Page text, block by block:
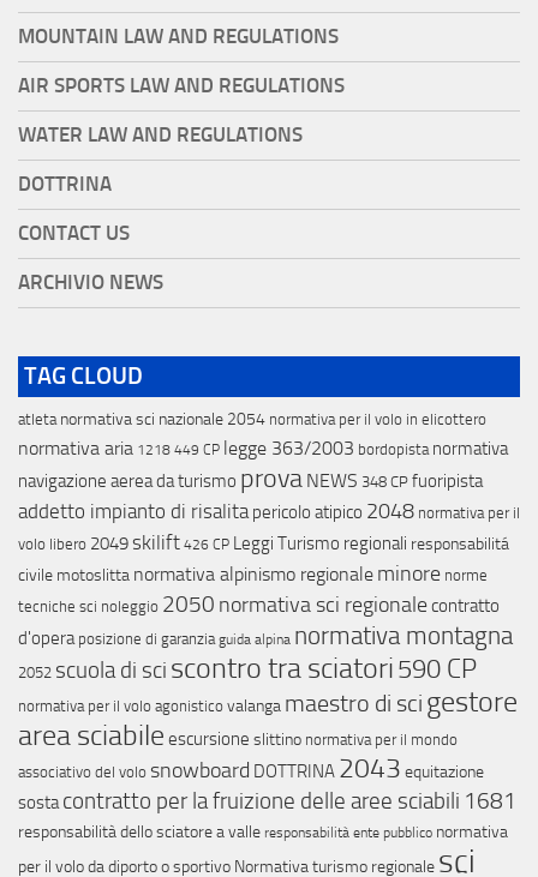
MOUNTAIN LAW AND REGULATIONS
AIR SPORTS LAW AND REGULATIONS
WATER LAW AND REGULATIONS
DOTTRINA
CONTACT US
ARCHIVIO NEWS
TAG CLOUD
atleta normativa sci nazionale 2054 normativa per il volo in elicottero
normativa aria 1218 449 CP legge 363/2003 bordopista normativa
navigazione aerea da turismo prova NEWS 348 CP fuoripista
addetto impianto di risalita pericolo atipico 2048 normativa per il
volo libero 2049skilift 426 CP Leggi Turismo regionali responsabilitá
civile motoslitta normativa alpinismo regionale minore norme
tecniche sci noleggio 2050 normativa sci regionalecontratto
d'opera posizione di garanzia guida alpina normativa montagna
2052 scuola di sci scontro tra sciatori590 CP
normativa per il volo agonistico valanga maestro di sci gestore
area sciabile escursione slittino normativa per il mondo
associativo del volo snowboard DOTTRINA 2043 equitazione
sosta contratto per la fruizione delle aree sciabili 1681
responsabilità dello sciatore a valle responsabilità ente pubblico normativa
per il volo da diporto o sportivo Normativa turismo regionale sci